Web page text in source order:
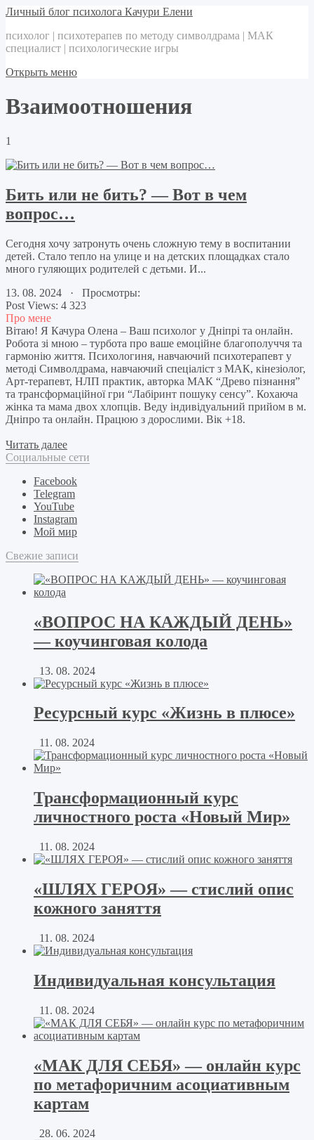
Личный блог психолога Качури Елени
психолог | психотерапев по методу символдрама | МАК
специалист | психологические игры
Открыть меню
Взаимоотношения
1
Бить или не бить? — Вот в чем
вопрос…
Сегодня хочу затронуть очень сложную тему в воспитании
детей. Стало тепло на улице и на детских площадках стало
много гуляющих родителей с детьми. И...
13. 08. 2024 · Просмотры:
Post Views: 4 323
Про мене
Вітаю! Я Качура Олена – Ваш психолог у Дніпрі та онлайн.
Робота зі мною – турбота про ваше емоційне благополуччя та
гармонію життя. Психологиня, навчаючий психотерапевт у
методі Символдрама, навчаючий спеціаліст з МАК, кінезіолог,
Арт-терапевт, НЛП практик, авторка МАК “Древо пізнання”
та трансформаційної гри “Лабіринт пошуку сенсу”. Кохаюча
жінка та мама двох хлопців. Веду індивідуальний прийом в м.
Дніпро та онлайн. Працюю з дорослими. Вік +18.
Читать далее
Социальные сети
Facebook
Telegram
YouTube
Instagram
Мой мир
Свежие записи
«ВОПРОС НА КАЖДЫЙ ДЕНЬ»
— коучинговая колода
13. 08. 2024
Ресурсный курс «Жизнь в плюсе»
11. 08. 2024
Трансформационный курс
личностного роста «Новый Мир»
11. 08. 2024
«ШЛЯХ ГЕРОЯ» — стислий опис
кожного заняття
11. 08. 2024
Индивидуальная консультация
11. 08. 2024
«МАК ДЛЯ СЕБЯ» — онлайн курс
по метафоричним асоциативным
картам
28. 06. 2024